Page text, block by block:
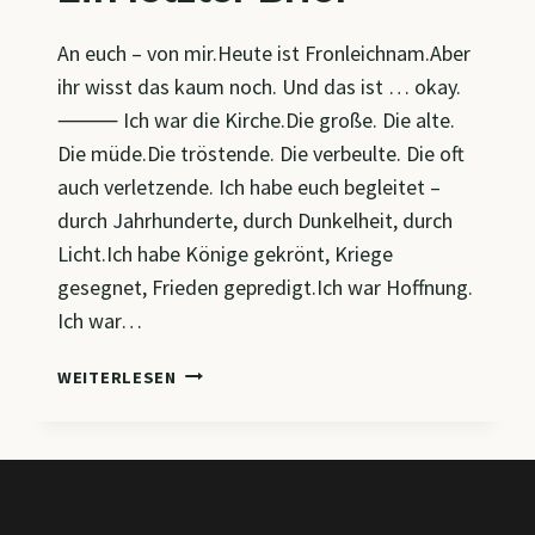
An euch – von mir.Heute ist Fronleichnam.Aber
ihr wisst das kaum noch. Und das ist … okay.
⸻ Ich war die Kirche.Die große. Die alte.
Die müde.Die tröstende. Die verbeulte. Die oft
auch verletzende. Ich habe euch begleitet –
durch Jahrhunderte, durch Dunkelheit, durch
Licht.Ich habe Könige gekrönt, Kriege
gesegnet, Frieden gepredigt.Ich war Hoffnung.
Ich war…
WEITERLESEN EIN